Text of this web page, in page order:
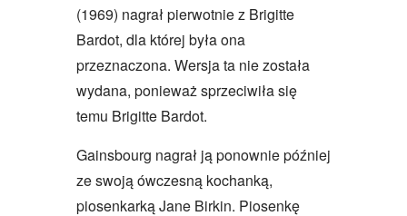
(1969) nagrał pierwotnie z Brigitte
Bardot, dla której była ona
przeznaczona. Wersja ta nie została
wydana, ponieważ sprzeciwiła się
temu Brigitte Bardot.
Gainsbourg nagrał ją ponownie później
ze swoją ówczesną kochanką,
piosenkarką Jane Birkin. Piosenkę